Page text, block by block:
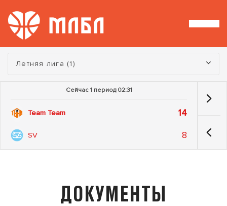
Турнир:
Летняя лига (1)
Сейчас 1 период 02:31
Team Team 14
SV 8
ДОКУМЕНТЫ